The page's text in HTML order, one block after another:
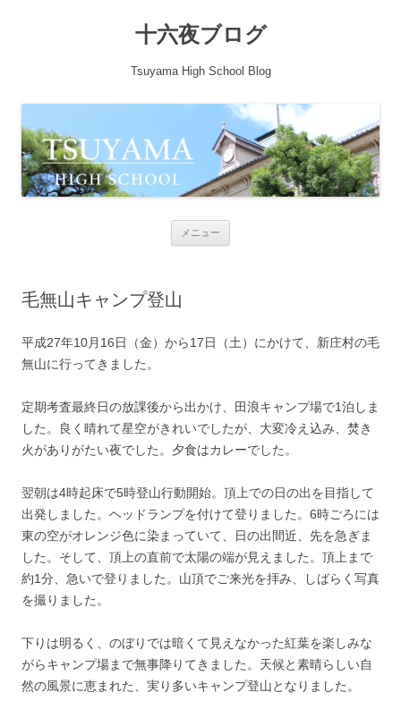
十六夜ブログ
Tsuyama High School Blog
メニュー
毛無山キャンプ登山
平成27年10月16日（金）から17日（土）にかけて、新庄村の毛
無山に行ってきました。
定期考査最終日の放課後から出かけ、田浪キャンプ場で1泊しま
した。良く晴れて星空がきれいでしたが、大変冷え込み、焚き
火がありがたい夜でした。夕食はカレーでした。
翌朝は4時起床で5時登山行動開始。頂上での日の出を目指して
出発しました。ヘッドランプを付けて登りました。6時ごろには
東の空がオレンジ色に染まっていて、日の出間近、先を急ぎま
した。そして、頂上の直前で太陽の端が見えました。頂上まで
約1分、急いで登りました。山頂でご来光を拝み、しばらく写真
を撮りました。
下りは明るく、のぼりでは暗くて見えなかった紅葉を楽しみな
がらキャンプ場まで無事降りてきました。天候と素晴らしい自
然の風景に恵まれた、実り多いキャンプ登山となりました。